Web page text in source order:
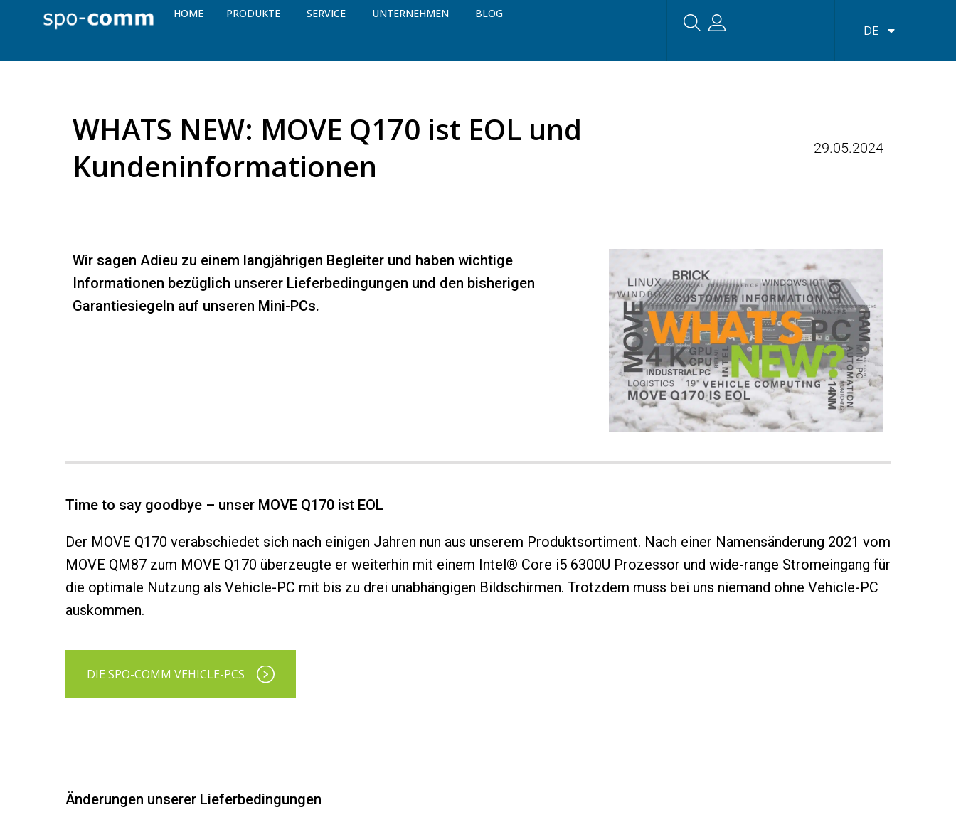
HOME PRODUKTE SERVICE UNTERNEHMEN BLOG
DE
WHATS NEW: MOVE Q170 ist EOL und
Kundeninformationen
29.05.2024
Wir sagen Adieu zu einem langjährigen Begleiter und haben wichtige
Informationen bezüglich unserer Lieferbedingungen und den bisherigen
Garantiesiegeln auf unseren Mini-PCs.
Time to say goodbye – unser MOVE Q170 ist EOL
Der MOVE Q170 verabschiedet sich nach einigen Jahren nun aus unserem Produktsortiment. Nach einer Namensänderung 2021 vom
MOVE QM87 zum MOVE Q170 überzeugte er weiterhin mit einem Intel® Core i5 6300U Prozessor und wide-range Stromeingang für
die optimale Nutzung als Vehicle-PC mit bis zu drei unabhängigen Bildschirmen. Trotzdem muss bei uns niemand ohne Vehicle-PC
auskommen.
DIE SPO-COMM VEHICLE-PCS
Änderungen unserer Lieferbedingungen